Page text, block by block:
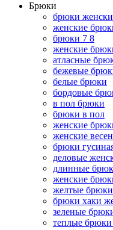
Брюки
брюки
женские
брюки 7 8
женские
атласные
бежевые
белые брюки
бордовые
в пол брюки
брюки в пол
женские
женские
брюки
деловые
длинные
женские
желтые брюки
брюки хаки
зеленые
теплые